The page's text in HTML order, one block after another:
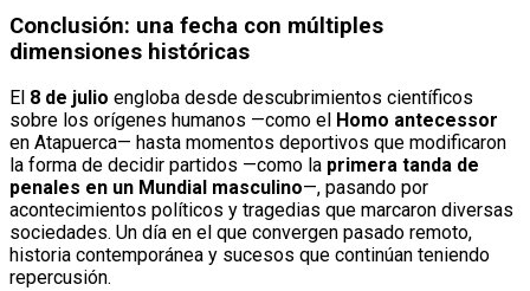
Conclusión: una fecha con múltiples
dimensiones históricas
El 8 de julio engloba desde descubrimientos científicos
sobre los orígenes humanos —como el Homo antecessor
en Atapuerca— hasta momentos deportivos que modificaron
la forma de decidir partidos —como la primera tanda de
penales en un Mundial masculino—, pasando por
acontecimientos políticos y tragedias que marcaron diversas
sociedades. Un día en el que convergen pasado remoto,
historia contemporánea y sucesos que continúan teniendo
repercusión.